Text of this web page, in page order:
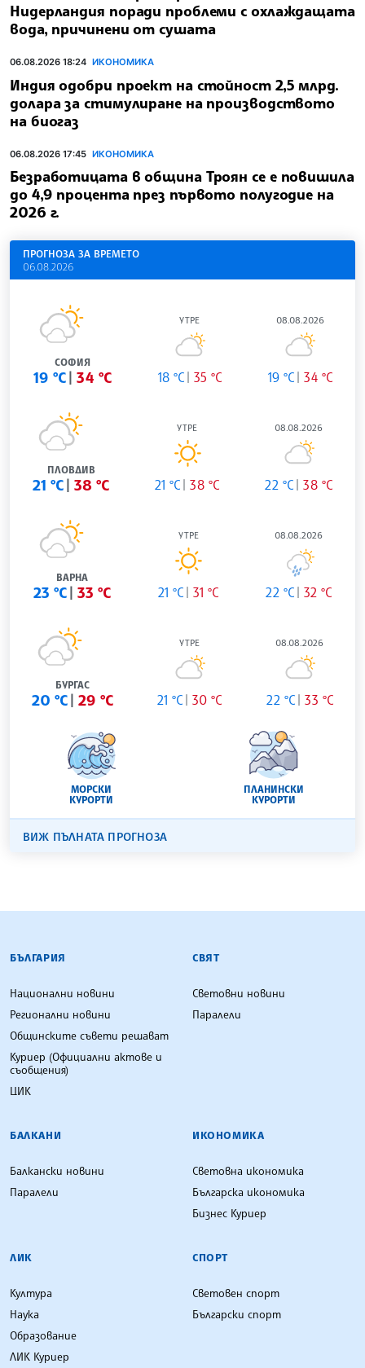
Нидерландия поради проблеми с охлаждащата
вода, причинени от сушата
06.08.2026 18:24 ИКОНОМИКА
Индия одобри проект на стойност 2,5 млрд.
долара за стимулиране на производството
на биогаз
06.08.2026 17:45 ИКОНОМИКА
Безработицата в община Троян се е повишила
до 4,9 процента през първото полугодие на
2026 г.
ПРОГНОЗА ЗА ВРЕМЕТО
06.08.2026
СОФИЯ
19 °C 34 °C
УТРЕ
18 °C 35 °C
08.08.2026
19 °C 34 °C
ПЛОВДИВ
21 °C 38 °C
УТРЕ
21 °C 38 °C
08.08.2026
22 °C 38 °C
ВАРНА
23 °C 33 °C
УТРЕ
21 °C 31 °C
08.08.2026
22 °C 32 °C
БУРГАС
20 °C 29 °C
УТРЕ
21 °C 30 °C
08.08.2026
22 °C 33 °C
МОРСКИ
КУРОРТИ
ПЛАНИНСКИ
КУРОРТИ
ВИЖ ПЪЛНАТА ПРОГНОЗА
БЪЛГАРСКА ТЕЛЕГРАФНА АГЕНЦИЯ
БЪЛГАРИЯ
Национални новини
Регионални новини
Общинските съвети решават
Куриер (Официални актове и
съобщения)
ЦИК
СВЯТ
Световни новини
Паралели
БАЛКАНИ
Балкански новини
Паралели
ИКОНОМИКА
Световна икономика
Българска икономика
Бизнес Куриер
ЛИК
Култура
Наука
Образование
ЛИК Куриер
СПОРТ
Световен спорт
Български спорт